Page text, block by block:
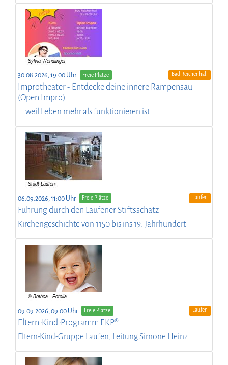
30.08.2026, 19:00 Uhr Freie Plätze Bad Reichenhall
Improtheater - Entdecke deine innere Rampensau
(Open Impro)
... weil Leben mehr als funktionieren ist.
06.09.2026, 11:00 Uhr Freie Plätze Laufen
Führung durch den Laufener Stiftsschatz
Kirchengeschichte von 1150 bis ins 19. Jahrhundert
09.09.2026, 09:00 Uhr Freie Plätze Laufen
Eltern-Kind-Programm EKP®
Eltern-Kind-Gruppe Laufen, Leitung Simone Heinz